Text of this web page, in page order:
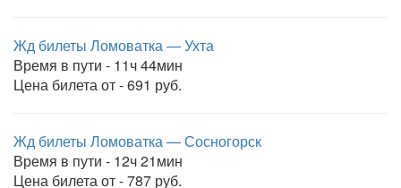
Жд билеты Ломоватка — Ухта
Время в пути - 11ч 44мин
Цена билета от - 691 руб.
Жд билеты Ломоватка — Сосногорск
Время в пути - 12ч 21мин
Цена билета от - 787 руб.